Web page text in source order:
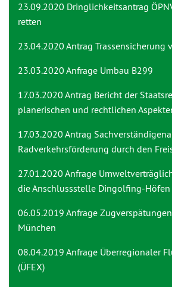
23.09.2020 Dringlichkeitsantrag
retten
23.04.2020 Antrag Trassensicherung
23.03.2020 Anfrage Umbau B299
17.03.2020 Antrag Bericht der
planerischen und rechtlichen
17.03.2020 Antrag
Radverkehrsförderung durch den
27.01.2020 Anfrage
die Anschlussstelle Dingolfing-Höfen
06.05.2019 Anfrage
München
08.04.2019 Anfrage Überregionaler
(ÜFEX)